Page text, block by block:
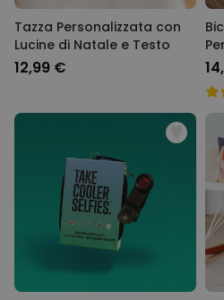
Tazza Personalizzata con
Lucine di Natale e Testo
12,99 €